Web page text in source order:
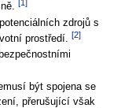
[1]
zdrojů s
prostředí.[2]
být spojena se
přerušující však